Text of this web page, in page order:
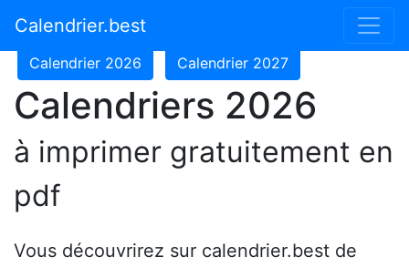
Calendrier.best
Calendrier 2024
Calendrier 2026 Calendrier 2027
Calendriers 2026
à imprimer gratuitement en
pdf
Vous découvrirez sur calendrier.best de